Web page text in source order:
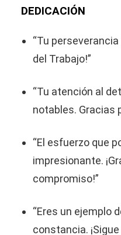
DEDICACIÓN
“Tu perseverancia
del Trabajo!”
“Tu atención al
notables. Gracias
“El esfuerzo que
impresionante.
compromiso!”
“Eres un ejemplo
constancia.